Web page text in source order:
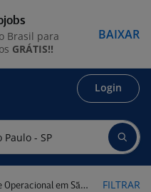
Login
em São Paulo - SP FILTRAR
Brasil para
GRÁTIS!!
BAIXAR